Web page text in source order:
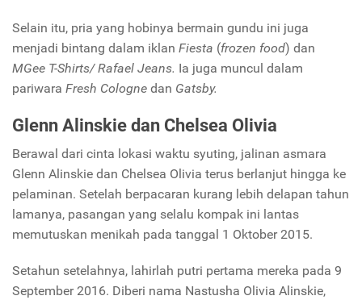
Selain itu, pria yang hobinya bermain gundu ini juga
menjadi bintang dalam iklan Fiesta (frozen food) dan
MGee T-Shirts/ Rafael Jeans. Ia juga muncul dalam
pariwara Fresh Cologne dan Gatsby.
Glenn Alinskie dan Chelsea Olivia
Berawal dari cinta lokasi waktu syuting, jalinan asmara
Glenn Alinskie dan Chelsea Olivia terus berlanjut hingga ke
pelaminan. Setelah berpacaran kurang lebih delapan tahun
lamanya, pasangan yang selalu kompak ini lantas
memutuskan menikah pada tanggal 1 Oktober 2015.
Setahun setelahnya, lahirlah putri pertama mereka pada 9
September 2016. Diberi nama Nastusha Olivia Alinskie,